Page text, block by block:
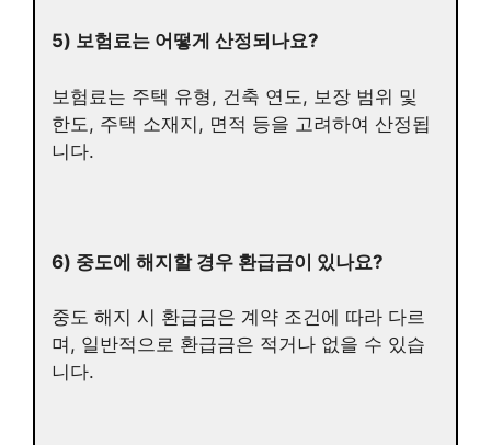
5) 보험료는 어떻게 산정되나요?
보험료는 주택 유형, 건축 연도, 보장 범위 및
한도, 주택 소재지, 면적 등을 고려하여 산정됩
니다.
6) 중도에 해지할 경우 환급금이 있나요?
중도 해지 시 환급금은 계약 조건에 따라 다르
며, 일반적으로 환급금은 적거나 없을 수 있습
니다.